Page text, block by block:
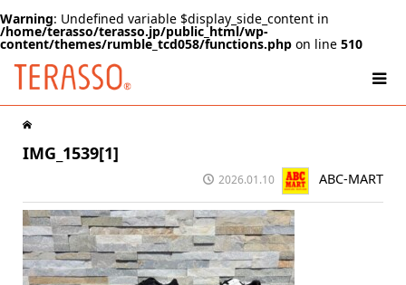
Warning: Undefined variable $display_side_content in
/home/terasso/terasso.jp/public_html/wp-
content/themes/rumble_tcd058/functions.php on line 510
IMG_1539[1]
2026.01.10 ABC-MART